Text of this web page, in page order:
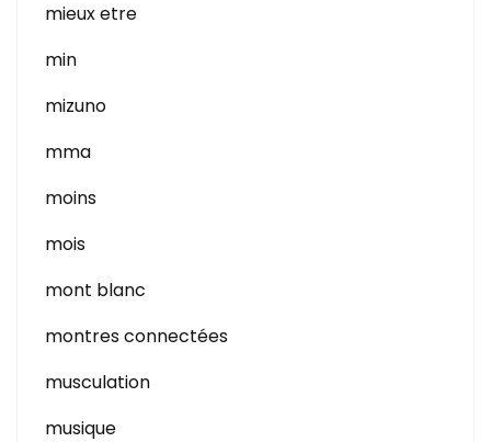
mieux etre
min
mizuno
mma
moins
mois
mont blanc
montres connectées
musculation
musique